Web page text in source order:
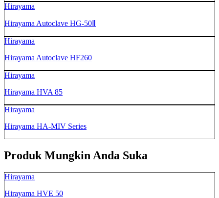
Hirayama
Hirayama Autoclave HG-50Ⅱ
Hirayama
Hirayama Autoclave HF260
Hirayama
Hirayama HVA 85
Hirayama
Hirayama HA-MIV Series
Produk Mungkin Anda Suka
Hirayama
Hirayama HVE 50